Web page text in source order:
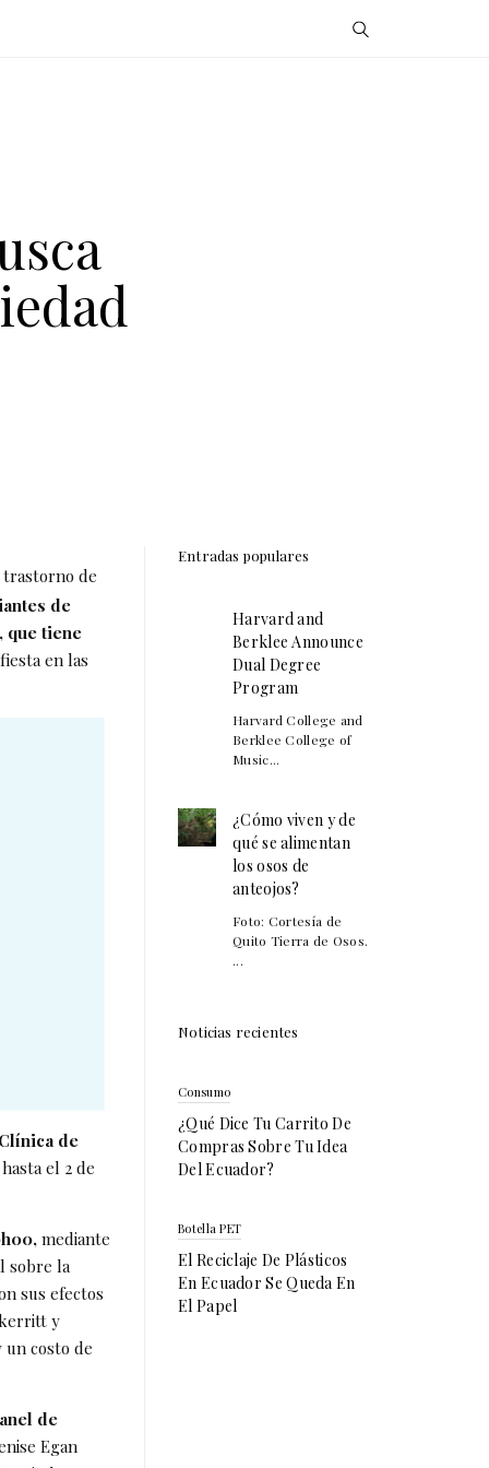
trastorno de
de
que tiene
en las
de
el 2 de
mediante
sobre la
sus efectos
y
un costo de
de
Egan
Entradas populares
Harvard and
Berklee Announce
Dual Degree
Program
Harvard College and
Berklee College of
Music...
¿Cómo viven y de
qué se alimentan
los osos de
anteojos?
Foto: Cortesía de
Quito Tierra de Osos.
...
Noticias recientes
Consumo
¿Qué Dice Tu Carrito De
Compras Sobre Tu Idea
Del Ecuador?
Botella PET
El Reciclaje De Plásticos
En Ecuador Se Queda En
El Papel